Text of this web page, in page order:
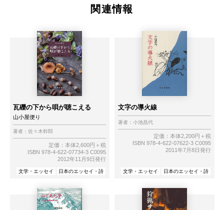
関連情報
瓦礫の下から唄が聴こえる
山小屋便り
著者： 佐々木幹郎
定価：本体2,600円＋税
ISBN 978-4-622-07734-3 C0095
2012年11月9日発行
文学・エッセイ 日本のエッセイ・詩
文字の導火線
著者： 小池昌代
定価：本体2,200円＋税
ISBN 978-4-622-07622-3 C0095
2011年7月8日発行
文学・エッセイ 日本のエッセイ・詩